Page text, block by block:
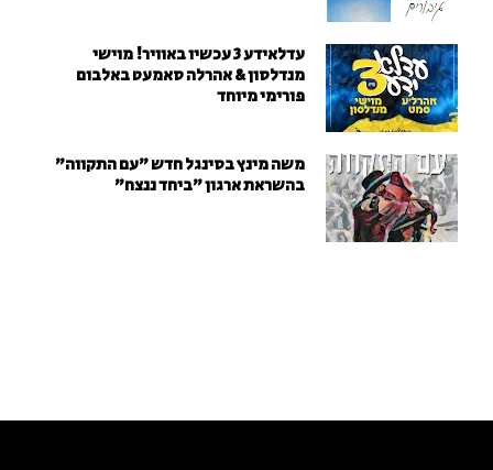
עדלאידע 3 עכשיו באוויר! מוישי
מנדלסון & אהרלה סאמעט באלבום
פורימי מיוחד
משה מינץ בסינגל חדש ״עם התקווה״
בהשראת ארגון "ביחד ננצח"